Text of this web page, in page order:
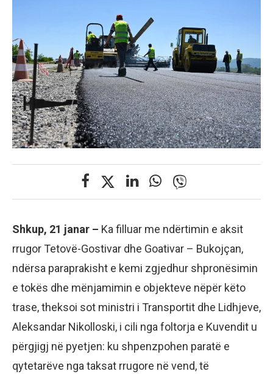
Shkup, 21 janar – Ka filluar me ndërtimin e aksit
rrugor Tetovë-Gostivar dhe Goativar – Bukojçan,
ndërsa paraprakisht e kemi zgjedhur shpronësimin
e tokës dhe mënjamimin e objekteve nëpër këto
trase, theksoi sot ministri i Transportit dhe Lidhjeve,
Aleksandar Nikolloski, i cili nga foltorja e Kuvendit u
përgjigj në pyetjen: ku shpenzpohen paratë e
qytetarëve nga taksat rrugore në vend, të